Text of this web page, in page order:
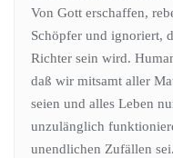
Von Gott erschaffen,
Schöpfer und ignoriert,
Richter sein wird.
daß wir mitsamt aller
seien und alles Leben
unzulänglich
unendlichen Zufällen